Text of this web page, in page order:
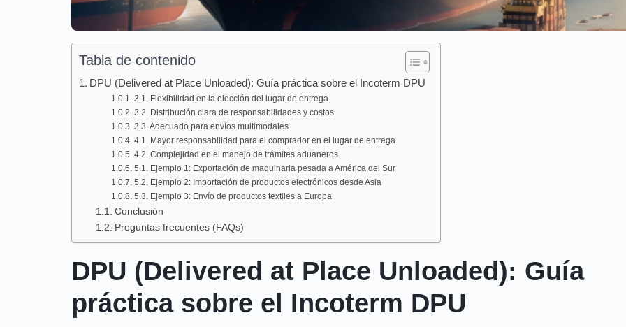
Tabla de contenido
DPU (Delivered at Place Unloaded): Guía práctica sobre el Incoterm DPU
3.1. Flexibilidad en la elección del lugar de entrega
3.2. Distribución clara de responsabilidades y costos
3.3. Adecuado para envíos multimodales
4.1. Mayor responsabilidad para el comprador en el lugar de entrega
4.2. Complejidad en el manejo de trámites aduaneros
5.1. Ejemplo 1: Exportación de maquinaria pesada a América del Sur
5.2. Ejemplo 2: Importación de productos electrónicos desde Asia
5.3. Ejemplo 3: Envío de productos textiles a Europa
Conclusión
Preguntas frecuentes (FAQs)
DPU (Delivered at Place Unloaded): Guía
práctica sobre el Incoterm DPU